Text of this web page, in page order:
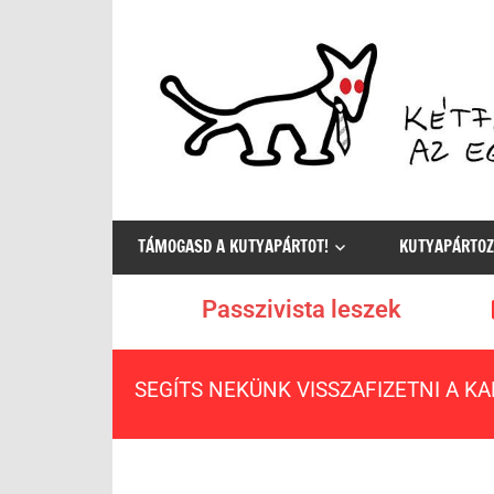
egyetlen
értelmes
választás
TÁMOGASD A KUTYAPÁRTOT!
Passzivista leszek
SEGÍTS NEKÜNK VISSZAFIZETNI A